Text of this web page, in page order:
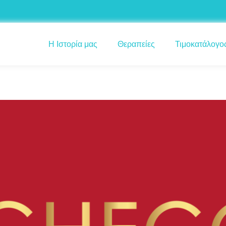
Η Ιστορία μας Θεραπείες